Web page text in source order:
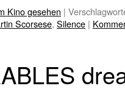
Kino gesehen |
Scorsese, Silence |